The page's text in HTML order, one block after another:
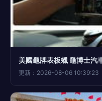
美國龜牌表板蠟 龜博士汽
更新：2026-08-06 10:39:23